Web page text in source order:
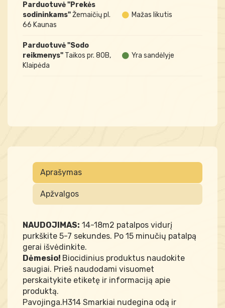
Parduotuvė "Prekės
sodininkams"Žemaičių pl.
66 Kaunas
Mažas likutis
Parduotuvė "Sodo
reikmenys" Taikos pr. 80B,
Klaipėda
Yra sandėlyje
Aprašymas
Apžvalgos
NAUDOJIMAS: 14-18m2 patalpos vidurį
purkškite 5-7 sekundes. Po 15 minučių patalpą
gerai išvėdinkite.
Dėmesio! Biocidinius produktus naudokite
saugiai. Prieš naudodami visuomet
perskaitykite etiketę ir informaciją apie
produktą.
Pavojinga.H314 Smarkiai nudegina odą ir